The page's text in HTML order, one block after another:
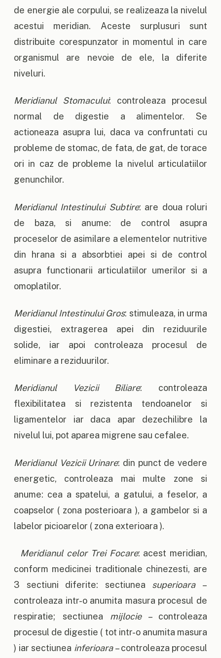
de energie ale corpului, se realizeaza la nivelul
acestui meridian. Aceste surplusuri sunt
distribuite corespunzator in momentul in care
organismul are nevoie de ele, la diferite
niveluri.
Meridianul Stomacului: controleaza procesul
normal de digestie a alimentelor. Se
actioneaza asupra lui, daca va confruntati cu
probleme de stomac, de fata, de gat, de torace
ori in caz de probleme la nivelul articulatiilor
genunchilor.
Meridianul Intestinului Subtire: are doua roluri
de baza, si anume: de control asupra
proceselor de asimilare a elementelor nutritive
din hrana si a absorbtiei apei si de control
asupra functionarii articulatiilor umerilor si a
omoplatilor.
Meridianul Intestinului Gros: stimuleaza, in urma
digestiei, extragerea apei din reziduurile
solide, iar apoi controleaza procesul de
eliminare a reziduurilor.
Meridianul Vezicii Biliare: controleaza
flexibilitatea si rezistenta tendoanelor si
ligamentelor iar daca apar dezechilibre la
nivelul lui, pot aparea migrene sau cefalee.
Meridianul Vezicii Urinare: din punct de vedere
energetic, controleaza mai multe zone si
anume: cea a spatelui, a gatului, a feselor, a
coapselor ( zona posterioara ), a gambelor si a
labelor picioarelor ( zona exterioara ).
Meridianul celor Trei Focare: acest meridian,
conform medicinei traditionale chinezesti, are
3 sectiuni diferite: sectiunea superioara –
controleaza intr-o anumita masura procesul de
respiratie; sectiunea mijlocie– controleaza
procesul de digestie ( tot intr-o anumita masura
) iar sectiunea inferioara– controleaza procesul